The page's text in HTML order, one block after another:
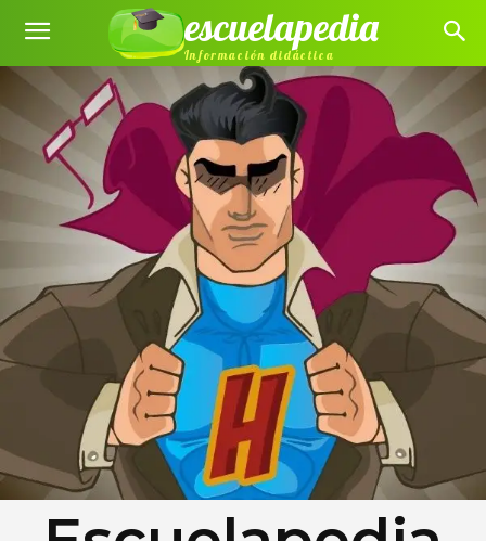
escuelapedia
Información didáctica